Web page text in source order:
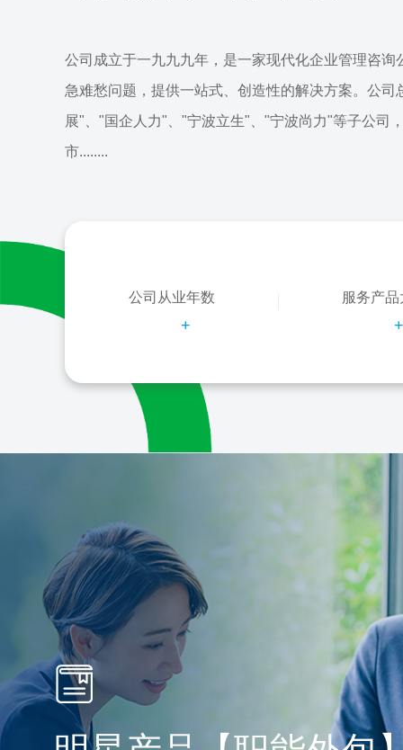
公司成立于一九九九年，是一家现代化企业管理咨询
急难愁问题，提供一站式、创造性的解决方案。公
展"、"国企人力"、"宁波立生"、"宁波尚力"等子公司
市........
公司从业年数
+
服务产